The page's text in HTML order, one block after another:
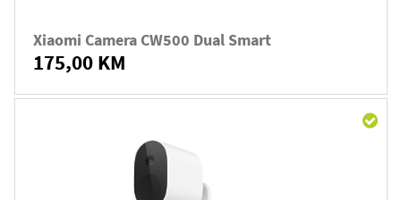
Xiaomi Camera CW500 Dual Smart
175,00 KM